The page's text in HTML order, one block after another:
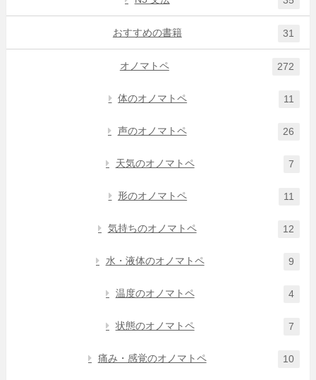
おすすめの書籍 31
オノマトペ 272
体のオノマトペ 11
声のオノマトペ 26
天気のオノマトペ 7
形のオノマトペ 11
気持ちのオノマトペ 12
水・液体のオノマトペ 9
温度のオノマトペ 4
状態のオノマトペ 7
痛み・感覚のオノマトペ 10